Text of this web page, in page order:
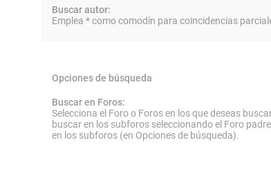
Buscar autor:
Emplea * como comodín para coincidencias
Opciones de búsqueda
Buscar en Foros:
Selecciona el Foro o Foros en los que deseas
buscar en los subforos seleccionando el Foro
en los subforos (en Opciones de búsqueda).